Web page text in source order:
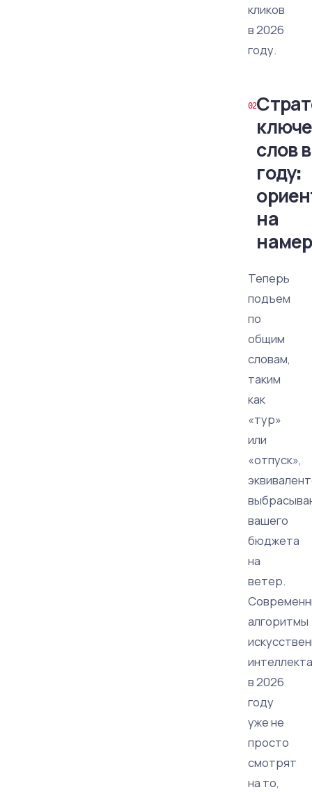
кликов
в 2026
году.
слов
году:
на
Теперь
подъем
по
общим
словам,
таким
как
«тур»
или
«отпуск»,
вашего
бюджета
на
ветер.
алгоритмы
интеллекта
в 2026
году
уже не
просто
смотрят
на то,